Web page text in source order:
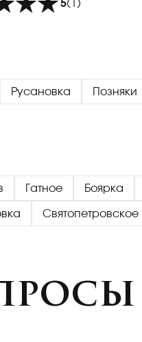
5(1)
Русановка Позняки
Гатное Боярка
Святопетровское